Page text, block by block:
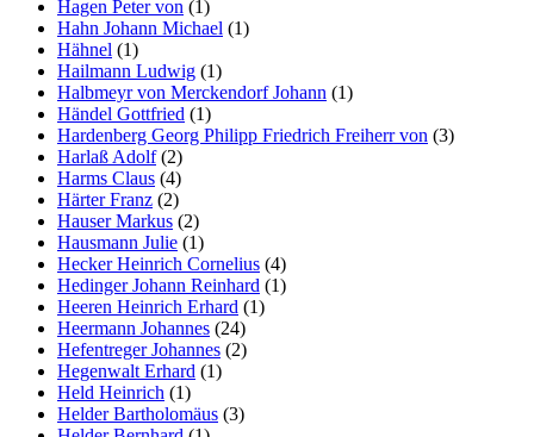
Hagen Peter von (1)
Hahn Johann Michael (1)
Hähnel (1)
Hailmann Ludwig (1)
Halbmeyr von Merckendorf Johann (1)
Händel Gottfried (1)
Hardenberg Georg Philipp Friedrich Freiherr von (3)
Harlaß Adolf(2)
Harms Claus (4)
Härter Franz (2)
Hauser Markus (2)
Hausmann Julie (1)
Hecker Heinrich Cornelius (4)
Hedinger Johann Reinhard (1)
Heeren Heinrich Erhard (1)
Heermann Johannes (24)
Hefentreger Johannes (2)
Hegenwalt Erhard (1)
Held Heinrich (1)
Helder Bartholomäus (3)